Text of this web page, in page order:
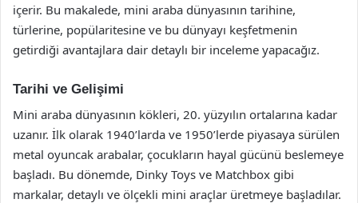
içerir. Bu makalede, mini araba dünyasının tarihine,
türlerine, popülaritesine ve bu dünyayı keşfetmenin
getirdiği avantajlara dair detaylı bir inceleme yapacağız.
Tarihi ve Gelişimi
Mini araba dünyasının kökleri, 20. yüzyılın ortalarına kadar
uzanır. İlk olarak 1940’larda ve 1950’lerde piyasaya sürülen
metal oyuncak arabalar, çocukların hayal gücünü beslemeye
başladı. Bu dönemde, Dinky Toys ve Matchbox gibi
markalar, detaylı ve ölçekli mini araçlar üretmeye başladılar.